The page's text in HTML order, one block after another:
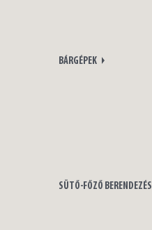
BÁRGÉPEK
SÜTŐ-FŐZŐ BERENDEZÉS